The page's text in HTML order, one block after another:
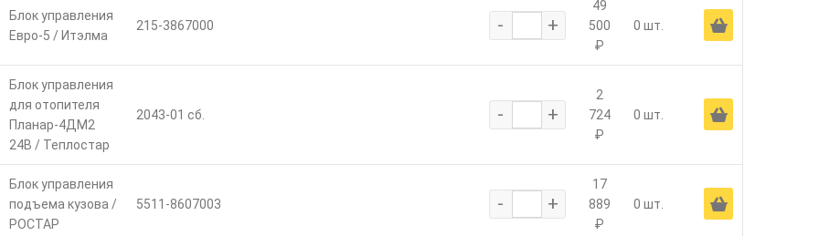
Блок управления
Евро-5 / Итэлма
215-3867000 - +
49
500
₽
0 шт. Ä
Блок управления
для отопителя
Планар-4ДМ2
24В / Теплостар
2043-01 сб. - +
2
724
₽
0 шт. Ä
Блок управления
подъема кузова /
РОСТАР
5511-8607003 - +
17
889
₽
0 шт. Ä